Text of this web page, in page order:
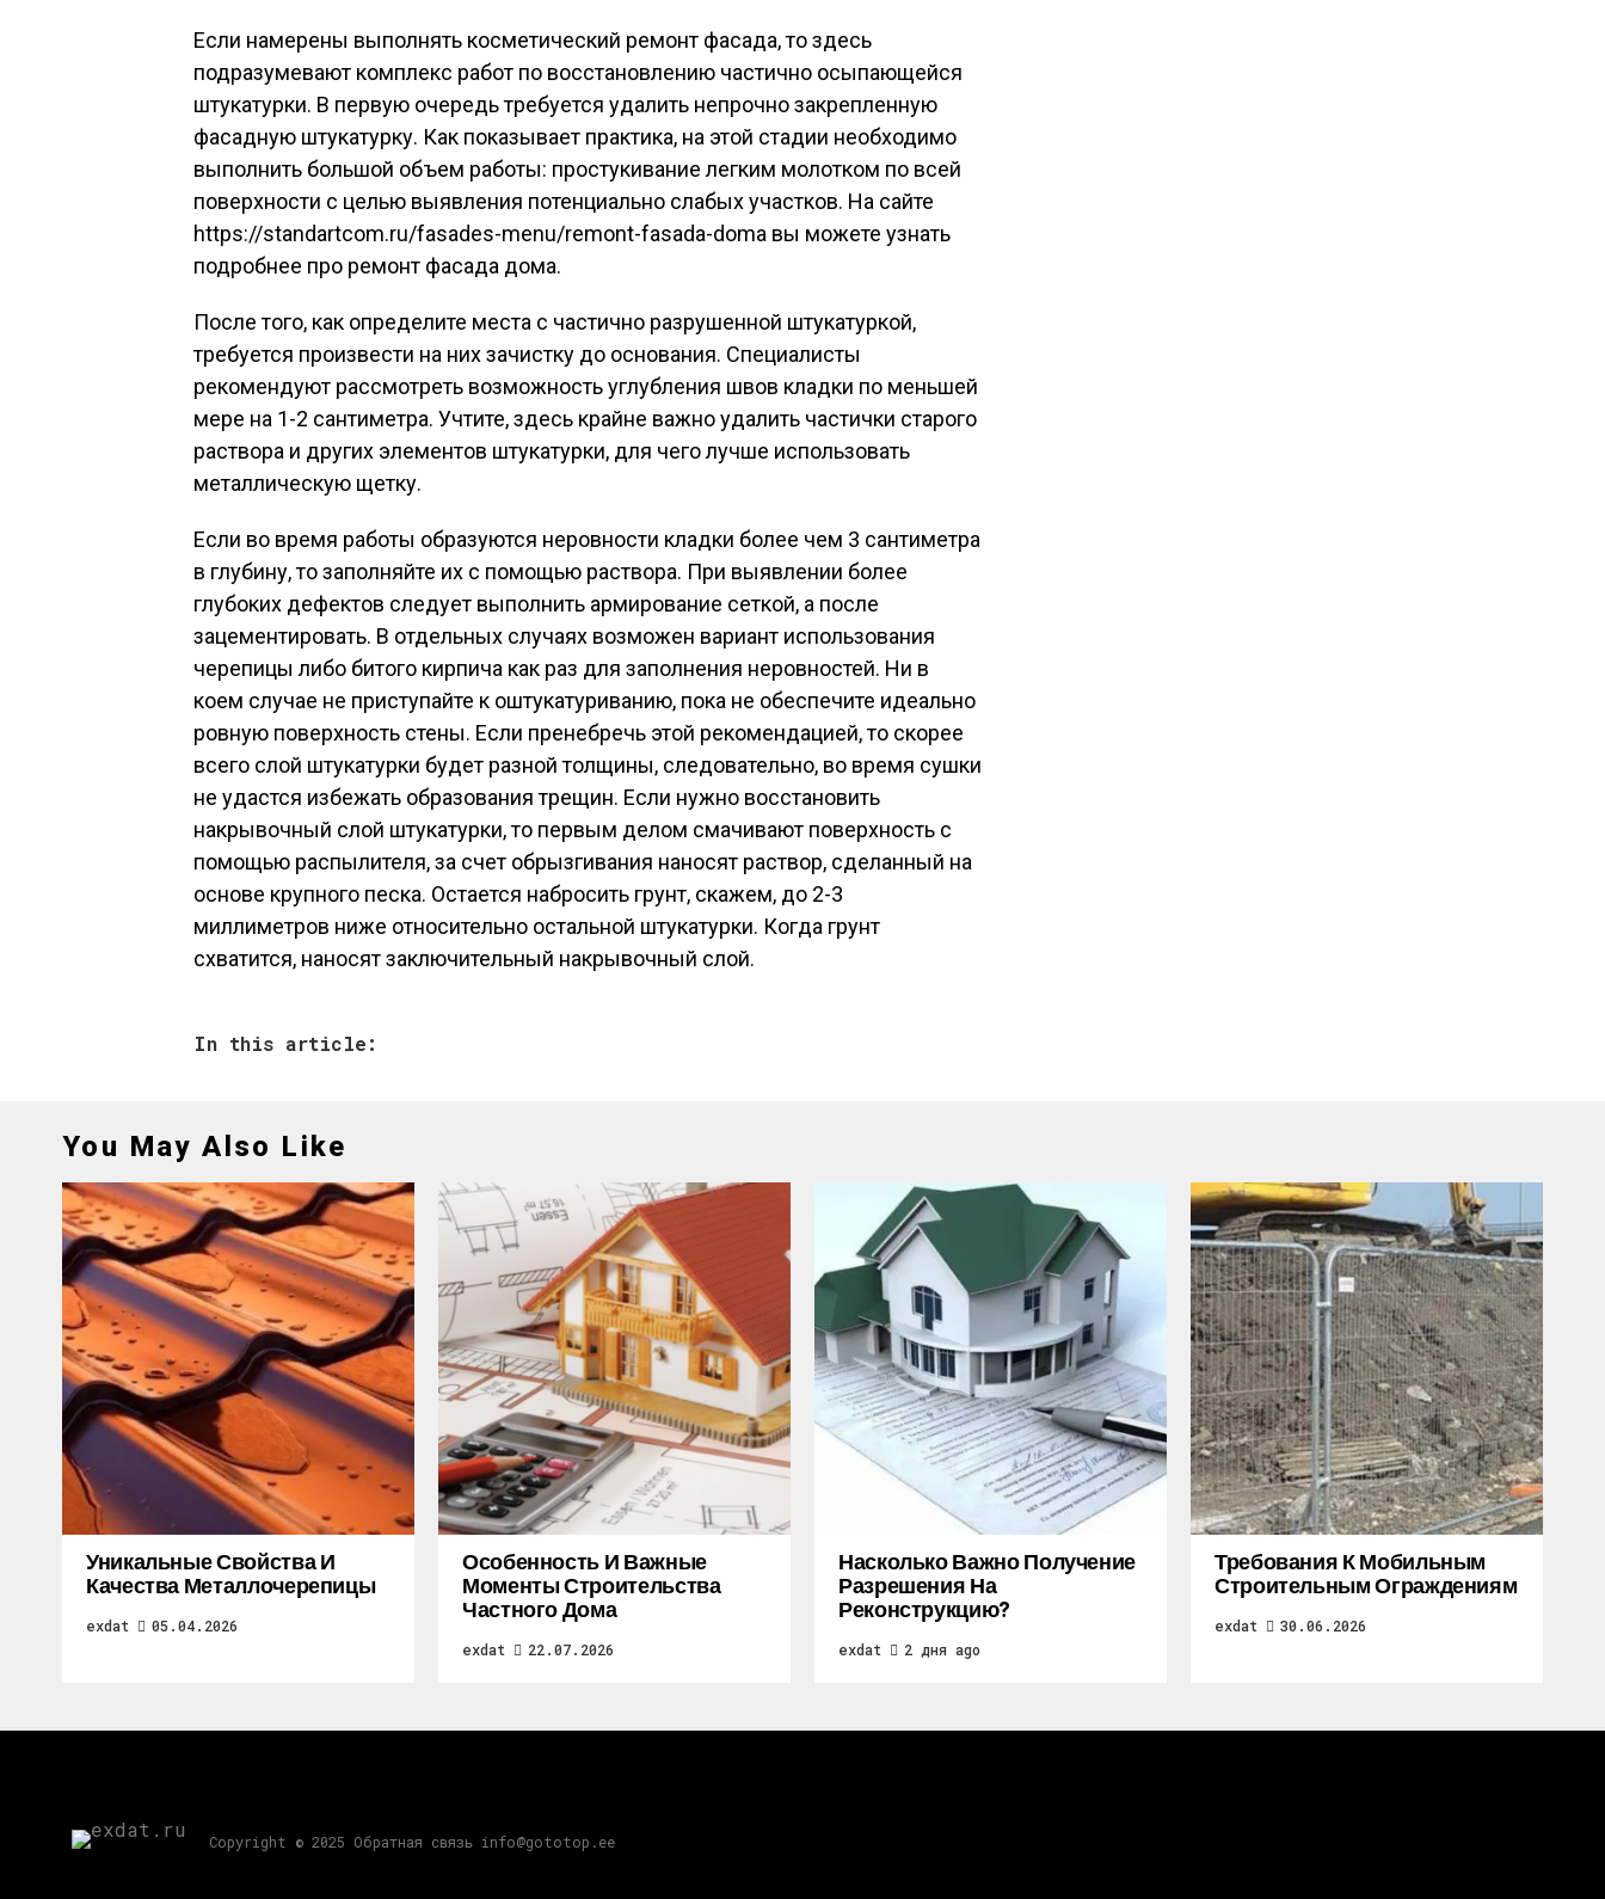
Если намерены выполнять косметический ремонт фасада, то здесь
подразумевают комплекс работ по восстановлению частично осыпающейся
штукатурки. В первую очередь требуется удалить непрочно закрепленную
фасадную штукатурку. Как показывает практика, на этой стадии необходимо
выполнить большой объем работы: простукивание легким молотком по всей
поверхности с целью выявления потенциально слабых участков. На сайте
https://standartcom.ru/fasades-menu/remont-fasada-doma вы можете узнать
подробнее про ремонт фасада дома.
После того, как определите места с частично разрушенной штукатуркой,
требуется произвести на них зачистку до основания. Специалисты
рекомендуют рассмотреть возможность углубления швов кладки по меньшей
мере на 1-2 сантиметра. Учтите, здесь крайне важно удалить частички старого
раствора и других элементов штукатурки, для чего лучше использовать
металлическую щетку.
Если во время работы образуются неровности кладки более чем 3 сантиметра
в глубину, то заполняйте их с помощью раствора. При выявлении более
глубоких дефектов следует выполнить армирование сеткой, а после
зацементировать. В отдельных случаях возможен вариант использования
черепицы либо битого кирпича как раз для заполнения неровностей. Ни в
коем случае не приступайте к оштукатуриванию, пока не обеспечите идеально
ровную поверхность стены. Если пренебречь этой рекомендацией, то скорее
всего слой штукатурки будет разной толщины, следовательно, во время сушки
не удастся избежать образования трещин. Если нужно восстановить
накрывочный слой штукатурки, то первым делом смачивают поверхность с
помощью распылителя, за счет обрызгивания наносят раствор, сделанный на
основе крупного песка. Остается набросить грунт, скажем, до 2-3
миллиметров ниже относительно остальной штукатурки. Когда грунт
схватится, наносят заключительный накрывочный слой.
In this article:
You May Also Like
Уникальные Свойства И
Качества Металлочерепицы
exdat 05.04.2026
Особенность И Важные
Моменты Строительства
Частного Дома
exdat 22.07.2026
Насколько Важно Получение
Разрешения На
Реконструкцию?
exdat 2 дня ago
Требования К Мобильным
Строительным Ограждениям
exdat 30.06.2026
Copyright © 2025 Обратная связь info@gototop.ee